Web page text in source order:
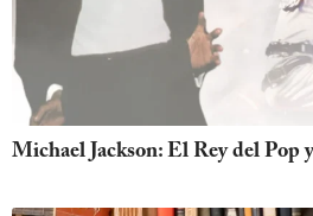
Michael Jackson: El Rey del Pop